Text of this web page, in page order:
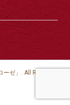
ゼ」. All Rights